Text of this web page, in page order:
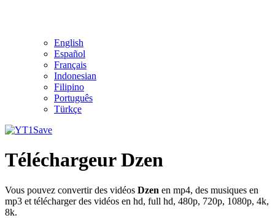
English
Español
Français
Indonesian
Filipino
Português
Türkçe
Téléchargeur Dzen
Vous pouvez convertir des vidéos Dzen en mp4, des musiques en
mp3 et télécharger des vidéos en hd, full hd, 480p, 720p, 1080p, 4k,
8k.